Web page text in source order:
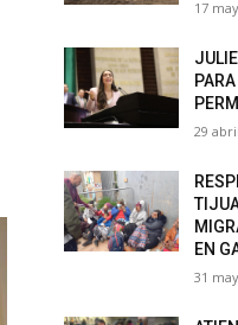
17
29
EN
31